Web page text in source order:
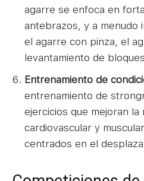
agarre se enfoca en
antebrazos, y a menudo
el agarre con pinza, el
levantamiento de
Entrenamiento de
entrenamiento de
ejercicios que mejoran la
cardiovascular y
centrados en el